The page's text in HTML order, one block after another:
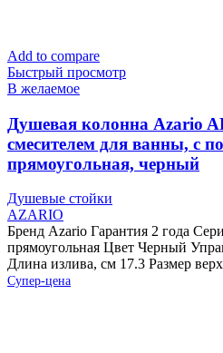
Add to compare
Быстрый просмотр
В желаемое
Душевая колонна Azario
смесителем для ванны, с
прямоугольная, черный
Душевые стойки
AZARIO
Бренд Azario Гарантия 2 года
прямоугольная Цвет Черный
Длина излива, см 17.3 Размер
Супер-цена